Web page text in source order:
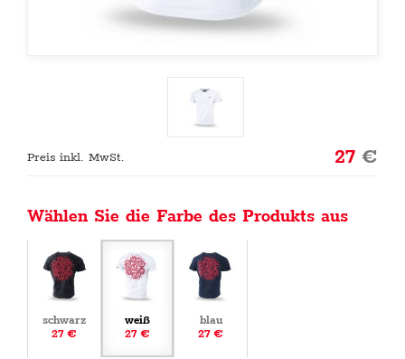
Preis inkl. MwSt. 27€
Wählen Sie die Farbe des Produkts aus
schwarz
27 €
weiß
27 €
blau
27 €